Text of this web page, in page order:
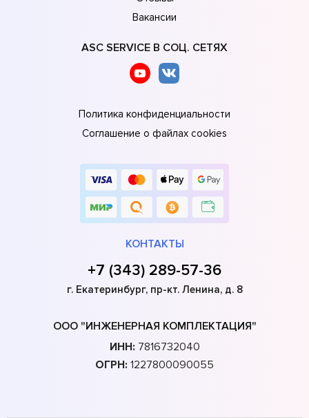
Вакансии
ASC SERVICE В СОЦ. СЕТЯХ
Политика конфиденциальности
Соглашение о файлах cookies
КОНТАКТЫ
+7 (343) 289-57-36
г. Екатеринбург, пр-кт. Ленина, д. 8
ООО "ИНЖЕНЕРНАЯ КОМПЛЕКТАЦИЯ"
ИНН: 7816732040
ОГРН: 1227800090055